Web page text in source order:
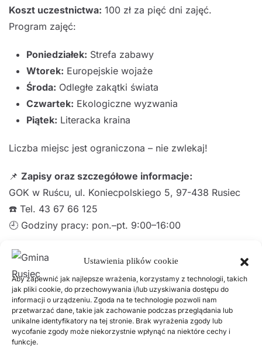
Ustawienia plików cookie
Aby zapewnić jak najlepsze wrażenia, korzystamy z technologii, takich
jak pliki cookie, do przechowywania i/lub uzyskiwania dostępu do
informacji o urządzeniu. Zgoda na te technologie pozwoli nam
przetwarzać dane, takie jak zachowanie podczas przeglądania lub
unikalne identyfikatory na tej stronie. Brak wyrażenia zgody lub
wycofanie zgody może niekorzystnie wpłynąć na niektóre cechy i
funkcje.
Koszt uczestnictwa: 100 zł za pięć dni zajęć.
Program zajęć:
Poniedziałek: Strefa zabawy
Wtorek: Europejskie wojaże
Środa: Odległe zakątki świata
Czwartek: Ekologiczne wyzwania
Piątek: Literacka kraina
Liczba miejsc jest ograniczona – nie zwlekaj!
📌 Zapisy oraz szczegółowe informacje:
GOK w Ruścu, ul. Koniecpolskiego 5, 97-438 Rusiec
☎️ Tel. 43 67 66 125
🕘 Godziny pracy: pon.–pt. 9:00–16:00
Zaproponuj dziecku wyjątkowe wakacje pełne
inspirujących zajęć i niezapomnianych wspomnień!
Poprzednie